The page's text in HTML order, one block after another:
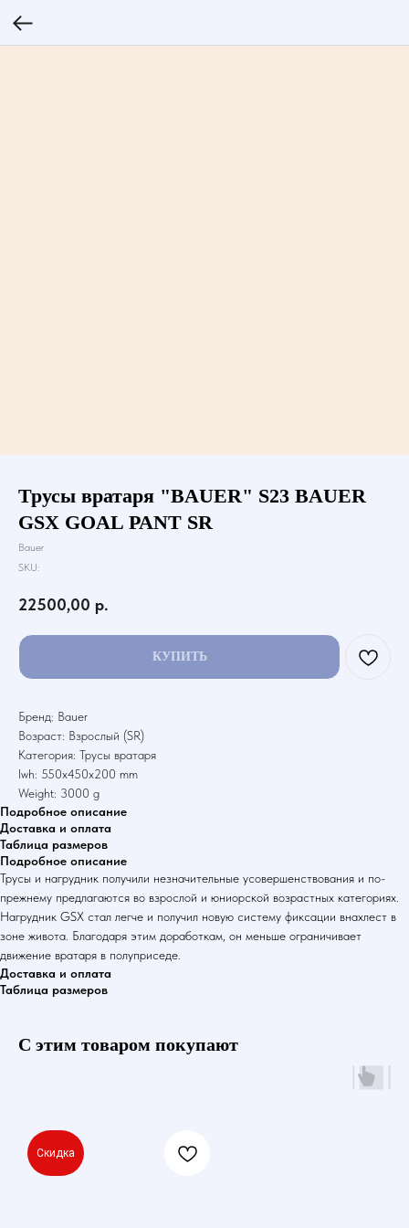
Трусы вратаря "BAUER" S23 BAUER
GSX GOAL PANT SR
Bauer
SKU:
22500,00 р.
КУПИТЬ
Бренд: Bauer
Возраст: Взрослый (SR)
Категория: Трусы вратаря
lwh: 550x450x200 mm
Weight: 3000 g
Подробное описание
Доставка и оплата
Таблица размеров
Подробное описание
Трусы и нагрудник получили незначительные усовершенствования и по-
прежнему предлагаются во взрослой и юниорской возрастных категориях.
Нагрудник GSX стал легче и получил новую систему фиксации внахлест в
зоне живота. Благодаря этим доработкам, он меньше ограничивает
движение вратаря в полуприседе.
Доставка и оплата
Таблица размеров
С этим товаром покупают
Скидка